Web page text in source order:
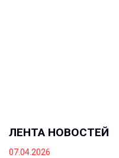
ЛЕНТА НОВОСТЕЙ
07.04.2026